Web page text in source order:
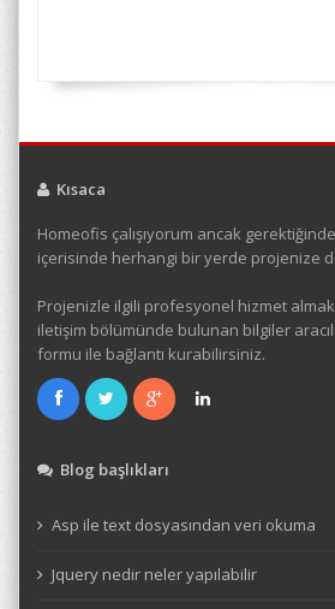
Kısaca
Homeofis çalışıyorum ancak gerektiğinde
içerisinde herhangi bir yerde projenize
Projenizle ilgili profesyonel hizmet
iletişim bölümünde bulunan bilgiler
formu ile bağlantı kurabilirsiniz.
Blog başlıkları
Asp ile text dosyasından veri okuma
Jquery nedir neler yapılabilir